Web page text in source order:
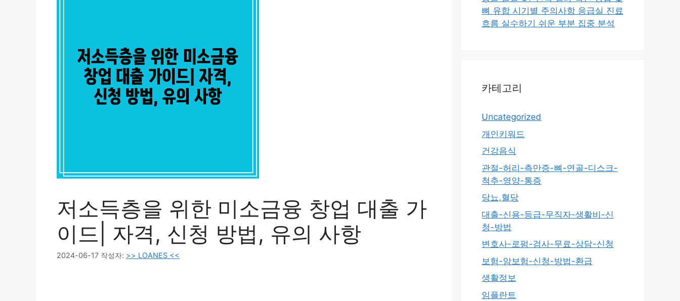
저소득층을 위한 미소금융 창업 대출 가
이드| 자격, 신청 방법, 유의 사항
2024-06-17 작성자: >> LOANES <<
뼈 유합 시기별 주의사항 응급실 진료
흐름 실수하기 쉬운 부분 집중 분석
카테고리
Uncategorized
개인키워드
건강음식
관절-허리-측만증-뼈-연골-디스크-
척추-영양-통증
당뇨,혈당
대출-신용-등급-무직자-생활비-신
청-방법
변호사-로펌-검사-무료-상담-신청
보험-암보험-신청-방법-환급
생활정보
임플란트